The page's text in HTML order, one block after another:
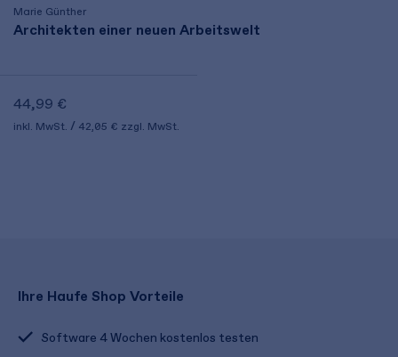
Marie Günther
Architekten einer neuen Arbeitswelt
44,99 €
inkl. MwSt. 42,05 € zzgl. MwSt.
Ihre Haufe Shop Vorteile
Software 4 Wochen kostenlos testen